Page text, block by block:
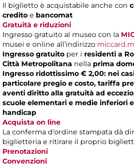
Il biglietto è acquistabile anche con
credito e bancomat
Gratuità e riduzioni
Ingresso gratuito al museo con la
musei e online all’indirizzo
Ingresso gratuito per i residenti a
Città Metropolitana nella prima
Ingresso ridottissimo € 2,00: nei
particolare pregio e costo, tariffa
aventi diritto alla gratuità ad
scuole elementari e medie inferiori
handicap
Acquista on line
La conferma d'ordine stampata dà
biglietteria e ritirare il proprio
Prenotazioni
Convenzioni